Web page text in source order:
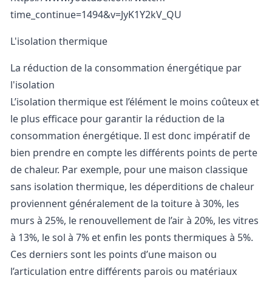
time_continue=1494&v=JyK1Y2kV_QU
L'isolation thermique
La réduction de la consommation énergétique par
l'isolation
L’isolation thermique est l’élément le moins coûteux et
le plus efficace pour garantir la réduction de la
consommation énergétique. Il est donc impératif de
bien prendre en compte les différents points de perte
de chaleur. Par exemple, pour une maison classique
sans isolation thermique, les déperditions de chaleur
proviennent généralement de la toiture à 30%, les
murs à 25%, le renouvellement de l’air à 20%, les vitres
à 13%, le sol à 7% et enfin les ponts thermiques à 5%.
Ces derniers sont les points d’une maison ou
l’articulation entre différents parois ou matériaux